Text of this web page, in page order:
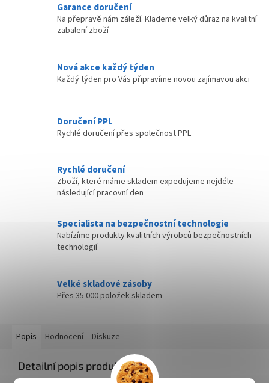
Garance doručení
Na přepravě nám záleží. Klademe velký důraz na kvalitní
zabalení zboží
Nová akce každý týden
Každý týden pro Vás připravíme novou zajímavou akci
Doručení PPL
Rychlé doručení přes společnost PPL
Rychlé doručení
Zboží, které máme skladem expedujeme nejdéle
následující pracovní den
Specialista na bezpečnostní technologie
Nabízíme produkty kvalitních výrobců bezpečnostních
technologií
Velké skladové zásoby
Přes 35 000 položek skladem
Popis Hodnocení Diskuze
Detailní popis produktu